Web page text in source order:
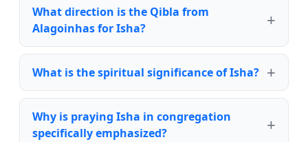
What direction is the Qibla from
Alagoinhas for Isha?
What is the spiritual significance of Isha?
Why is praying Isha in congregation
specifically emphasized?